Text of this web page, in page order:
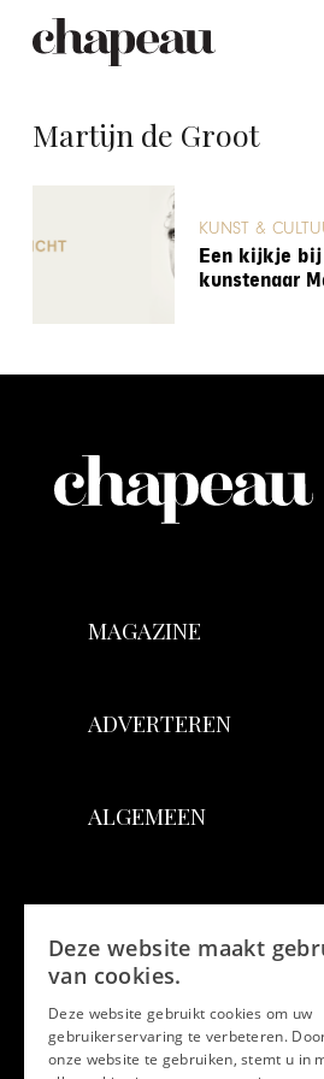
Martijn de Groot
KUNST &
Een kijkje bij
kunstenaar
MAGAZINE
ADVERTEREN
ALGEMEEN
Facebook
Twitter
Deze website maakt
van cookies.
Deze website gebruikt cookies om uw
gebruikerservaring te verbeteren.
onze website te gebruiken, stemt u in